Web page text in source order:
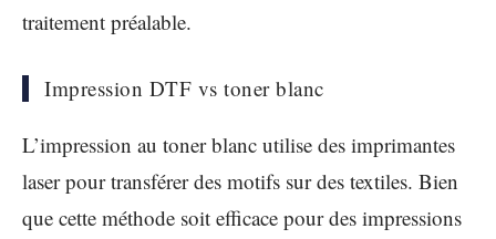
traitement préalable.
Impression DTF vs toner blanc
L’impression au toner blanc utilise des imprimantes
laser pour transférer des motifs sur des textiles. Bien
que cette méthode soit efficace pour des impressions